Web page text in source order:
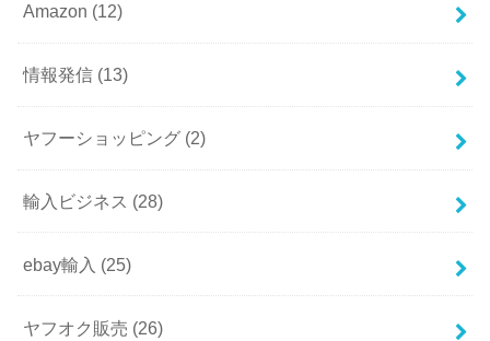
Amazon (12)
情報発信 (13)
ヤフーショッピング (2)
輸入ビジネス (28)
ebay輸入 (25)
ヤフオク販売 (26)